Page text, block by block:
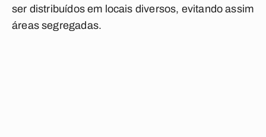
ser distribuídos em locais diversos, evitando assim
áreas segregadas.